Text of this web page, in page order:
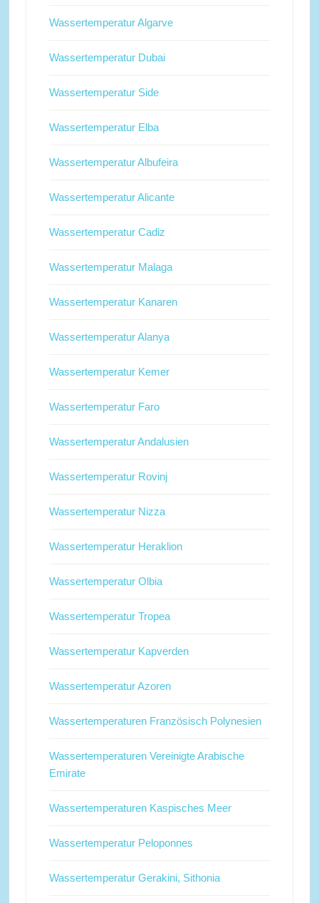
Wassertemperatur Algarve
Wassertemperatur Dubai
Wassertemperatur Side
Wassertemperatur Elba
Wassertemperatur Albufeira
Wassertemperatur Alicante
Wassertemperatur Cadiz
Wassertemperatur Malaga
Wassertemperatur Kanaren
Wassertemperatur Alanya
Wassertemperatur Kemer
Wassertemperatur Faro
Wassertemperatur Andalusien
Wassertemperatur Rovinj
Wassertemperatur Nizza
Wassertemperatur Heraklion
Wassertemperatur Olbia
Wassertemperatur Tropea
Wassertemperatur Kapverden
Wassertemperatur Azoren
Wassertemperaturen Französisch Polynesien
Wassertemperaturen Vereinigte Arabische
Emirate
Wassertemperaturen Kaspisches Meer
Wassertemperatur Peloponnes
Wassertemperatur Gerakini, Sithonia